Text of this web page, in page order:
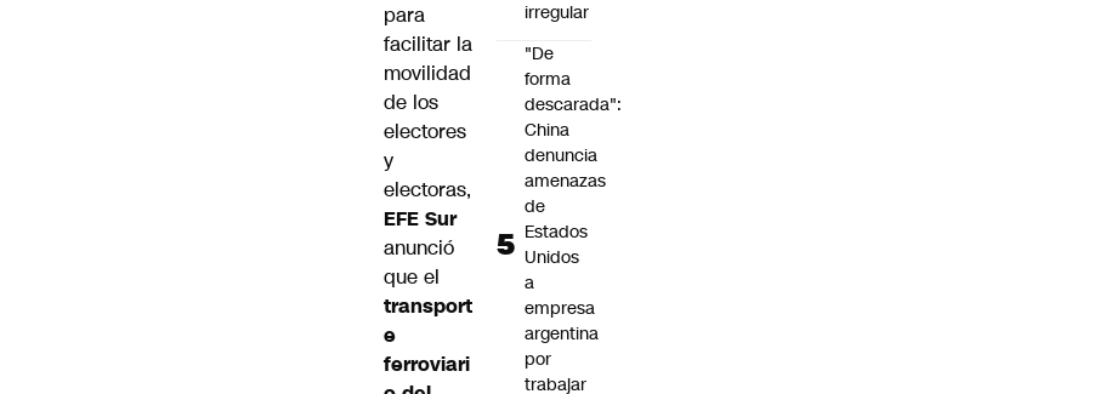
para
facilitar la
movilidad
de los
electores
y
electoras,
EFE Sur
anunció
que el
transport
e
ferroviari
irregular
"De
forma
descarada":
China
denuncia
amenazas
de
Estados
Unidos
a
empresa
argentina
por
trabajar